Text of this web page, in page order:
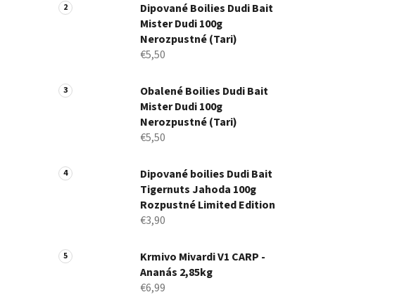
Dipované Boilies Dudi Bait
Mister Dudi 100g
Nerozpustné (Tari)
€5,50
Obalené Boilies Dudi Bait
Mister Dudi 100g
Nerozpustné (Tari)
€5,50
Dipované boilies Dudi Bait
Tigernuts Jahoda 100g
Rozpustné Limited Edition
€3,90
Krmivo Mivardi V1 CARP -
Ananás 2,85kg
€6,99